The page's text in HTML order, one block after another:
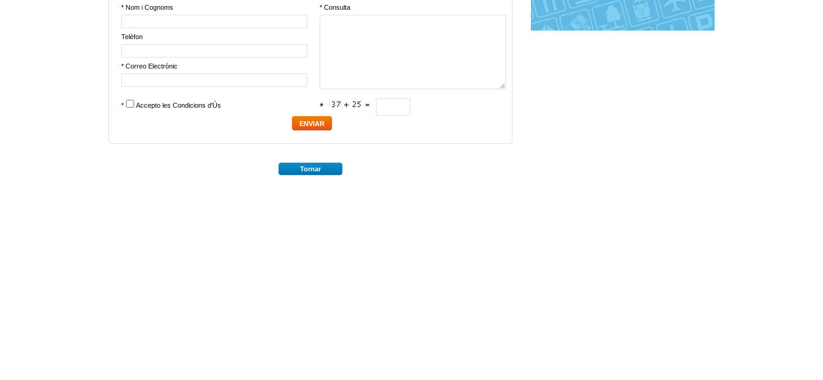
* Nom i Cognoms * Consulta
Telèfon
* Correo Electrònic
* Accepto les Condicions d'Ús *
Tornar